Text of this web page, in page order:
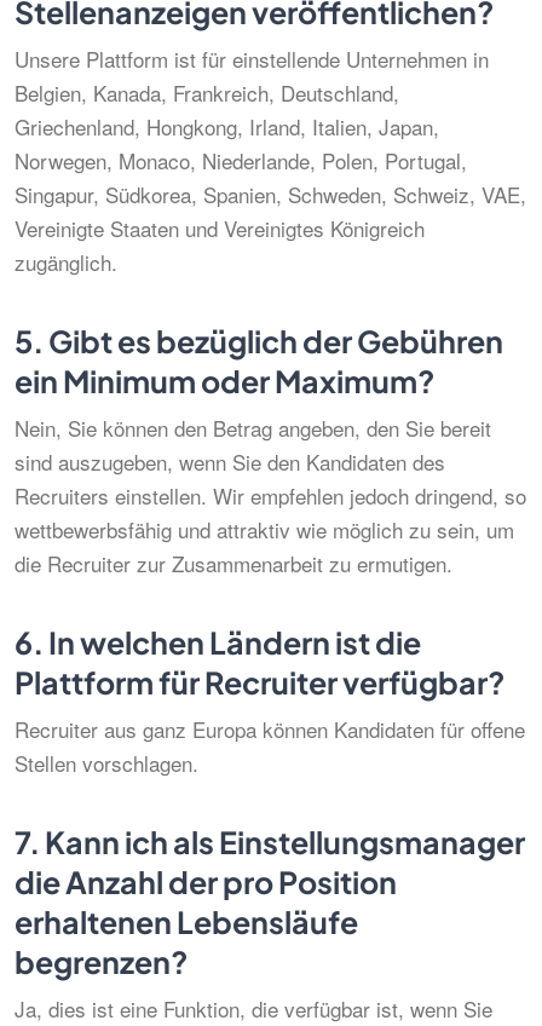
Stellenanzeigen veröffentlichen?
Unsere Plattform ist für einstellende Unternehmen in
Belgien, Kanada, Frankreich, Deutschland,
Griechenland, Hongkong, Irland, Italien, Japan,
Norwegen, Monaco, Niederlande, Polen, Portugal,
Singapur, Südkorea, Spanien, Schweden, Schweiz, VAE,
Vereinigte Staaten und Vereinigtes Königreich
zugänglich.
5. Gibt es bezüglich der Gebühren
ein Minimum oder Maximum?
Nein, Sie können den Betrag angeben, den Sie bereit
sind auszugeben, wenn Sie den Kandidaten des
Recruiters einstellen. Wir empfehlen jedoch dringend, so
wettbewerbsfähig und attraktiv wie möglich zu sein, um
die Recruiter zur Zusammenarbeit zu ermutigen.
6. In welchen Ländern ist die
Plattform für Recruiter verfügbar?
Recruiter aus ganz Europa können Kandidaten für offene
Stellen vorschlagen.
7. Kann ich als Einstellungsmanager
die Anzahl der pro Position
erhaltenen Lebensläufe
begrenzen?
Ja, dies ist eine Funktion, die verfügbar ist, wenn Sie